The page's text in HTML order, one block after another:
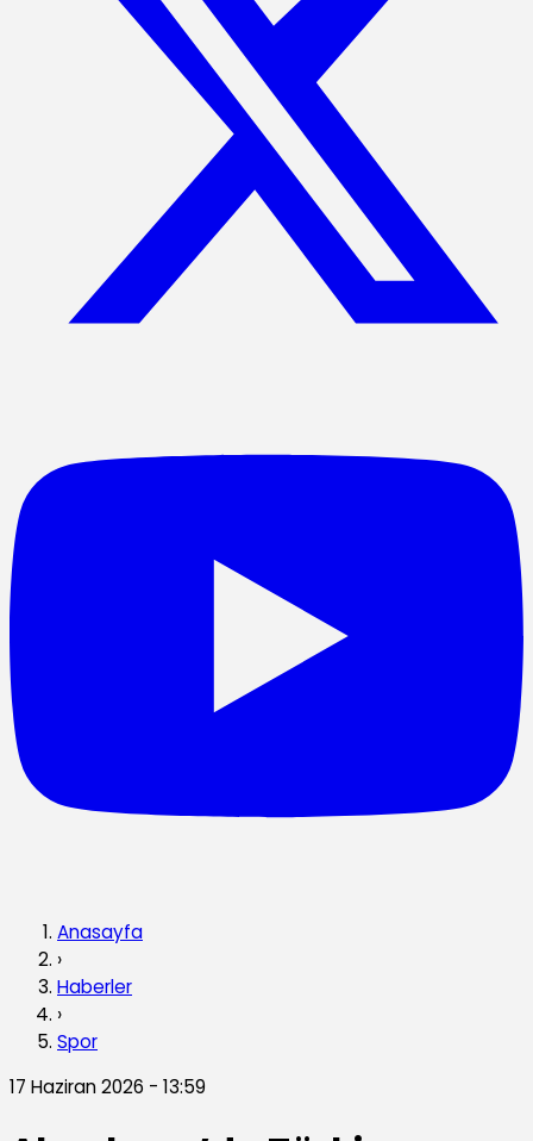
Anasayfa
›
Haberler
›
Spor
17 Haziran 2026 - 13:59